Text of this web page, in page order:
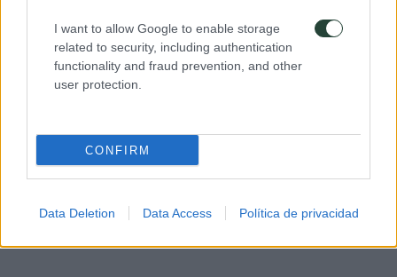
I want to allow Google to enable storage
related to security, including authentication
functionality and fraud prevention, and other
user protection.
CONFIRM
Data Deletion Data Access Política de privacidad
Puedes usar estas etiquetas y atributos
<q cite=""> <s> <strike> <strong>